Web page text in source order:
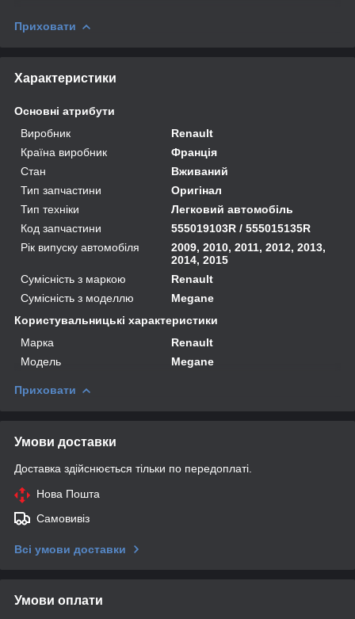
Приховати
Характеристики
Основні атрибути
Виробник
Renault
Країна виробник
Франція
Стан
Вживаний
Тип запчастини
Оригінал
Тип техніки
Легковий автомобіль
Код запчастини
555019103R / 555015135R
Рік випуску автомобіля
2009, 2010, 2011, 2012, 2013,
2014, 2015
Сумісність з маркою
Renault
Сумісність з моделлю
Megane
Користувальницькі характеристики
Марка
Renault
Модель
Megane
Приховати
Умови доставки
Доставка здійснюється тільки по передоплаті.
Нова Пошта
Самовивіз
Всі умови доставки
Умови оплати